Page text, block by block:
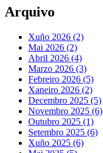
Arquivo
Xuño 2026 (2)
Mai 2026 (2)
Abril 2026 (4)
Marzo 2026 (3)
Febreiro 2026 (5)
Xaneiro 2026 (2)
Decembro 2025 (5)
Novembro 2025 (6)
Outubro 2025 (1)
Setembro 2025 (6)
Xuño 2025 (6)